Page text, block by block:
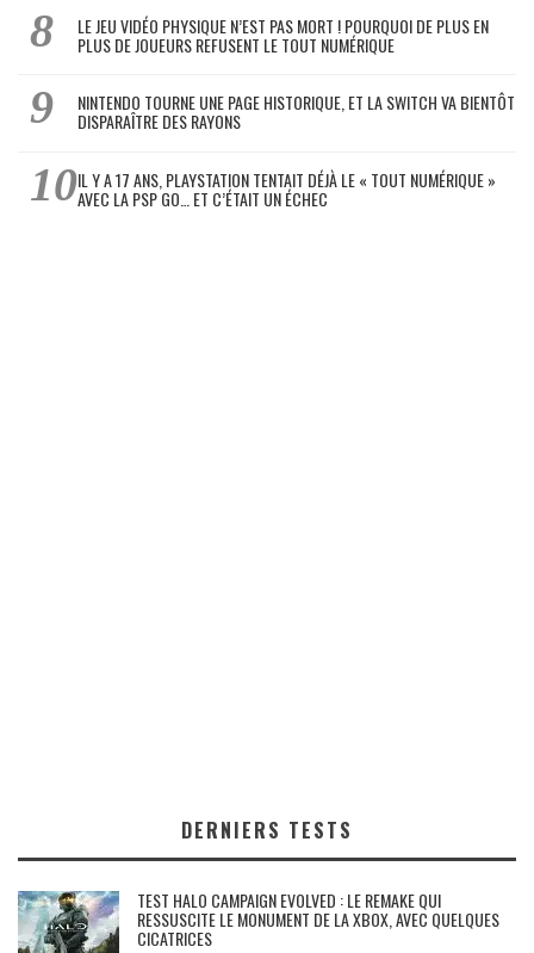
LE JEU VIDÉO PHYSIQUE N’EST PAS MORT ! POURQUOI DE PLUS EN
PLUS DE JOUEURS REFUSENT LE TOUT NUMÉRIQUE
NINTENDO TOURNE UNE PAGE HISTORIQUE, ET LA SWITCH VA BIENTÔT
DISPARAÎTRE DES RAYONS
IL Y A 17 ANS, PLAYSTATION TENTAIT DÉJÀ LE « TOUT NUMÉRIQUE »
AVEC LA PSP GO… ET C’ÉTAIT UN ÉCHEC
DERNIERS TESTS
TEST HALO CAMPAIGN EVOLVED : LE REMAKE QUI
RESSUSCITE LE MONUMENT DE LA XBOX, AVEC QUELQUES
CICATRICES